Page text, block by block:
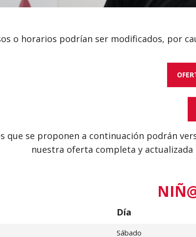
o horarios podrían ser modificados, por
que se proponen a continuación podrán
nuestra oferta completa y actualizada
Día
Sábado